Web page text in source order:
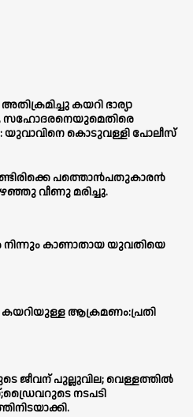
അതിക്രമിച്ചു കയറി ഭാര്യാ
സഹോദരനെയുമെതിരെ
കൊടുവള്ളി പോലീസ്
പത്തൊൻപതുകാരൻ
വീണു മരിച്ചു.
കാണാതായ യുവതിയെ
കയറിയുള്ള ആക്രമണം:പ്രതി
ജീവന് പുല്ലുവില; വെള്ളത്തിൽ
നടപടി